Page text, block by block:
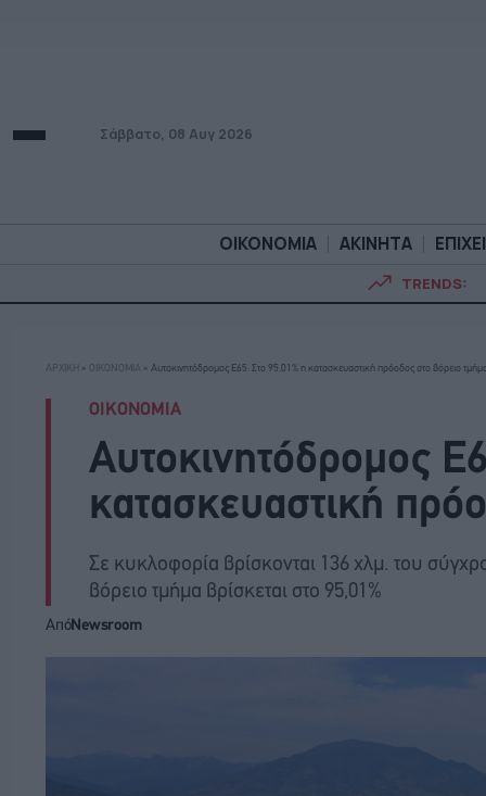
Σάββατο, 08 Αυγ 2026
ΟΙΚΟΝΟΜΙΑ ΑΚΙΝΗΤΑ
TRENDS:
ΟΙΚΟΝΟΜΙΑ ΑΚΙΝΗΤΑ
ΑΡΧΙΚΗ » ΟΙΚΟΝΟΜΙΑ » Αυτοκινητόδρομος Ε65: Στο 95,01% η κατασκευαστική πρόοδος στο βόρειο τμήμα
ΟΙΚΟΝΟΜΙΑ
Αυτοκινητόδρομος
κατασκευαστική
Σε κυκλοφορία βρίσκονται 136 χλμ. του
βόρειο τμήμα βρίσκεται στο 95,01%
ΑπόNewsroom